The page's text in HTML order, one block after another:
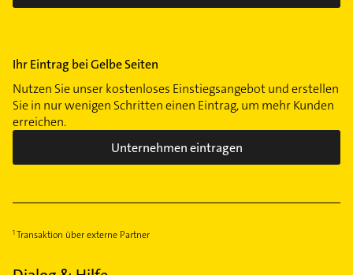
Ihr Eintrag bei Gelbe Seiten
Nutzen Sie unser kostenloses Einstiegsangebot und erstellen
Sie in nur wenigen Schritten einen Eintrag, um mehr Kunden
erreichen.
Unternehmen eintragen
Transaktion über externe Partner